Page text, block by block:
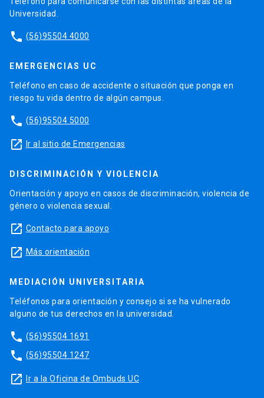
Universidad.
phone (56)95504 4000
EMERGENCIAS UC
Teléfono en caso de accidente o situación que ponga en
riesgo tu vida dentro de algún campus.
phone (56)95504 5000
launch Ir al sitio de Emergencias
DISCRIMINACIÓN Y VIOLENCIA
Orientación y apoyo en casos de discriminación, violencia de
género o violencia sexual.
launch Contacto para apoyo
launch Más orientación
MEDIACIÓN UNIVERSITARIA
Teléfonos para orientación y consejo si se ha vulnerado
alguno de tus derechos en la universidad.
phone (56)95504 1691
phone (56)95504 1247
launch Ir a la Oficina de Ombuds UC